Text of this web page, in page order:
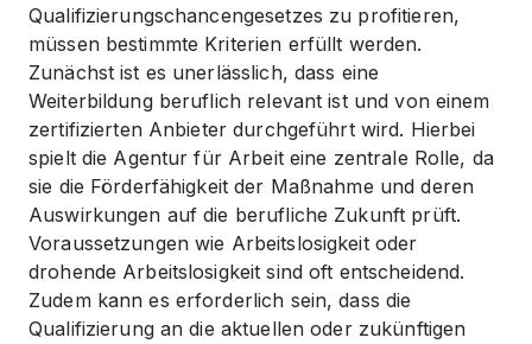
Qualifizierungschancengesetzes zu profitieren,
müssen bestimmte Kriterien erfüllt werden.
Zunächst ist es unerlässlich, dass eine
Weiterbildung beruflich relevant ist und von einem
zertifizierten Anbieter durchgeführt wird. Hierbei
spielt die Agentur für Arbeit eine zentrale Rolle, da
sie die Förderfähigkeit der Maßnahme und deren
Auswirkungen auf die berufliche Zukunft prüft.
Voraussetzungen wie Arbeitslosigkeit oder
drohende Arbeitslosigkeit sind oft entscheidend.
Zudem kann es erforderlich sein, dass die
Qualifizierung an die aktuellen oder zukünftigen